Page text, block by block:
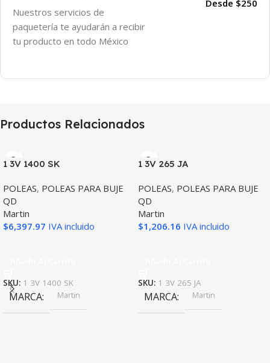
Nuestros servicios de
paquetería te ayudarán a recibir
tu producto en todo México
Desde $250
Productos Relacionados
1 3V 1400 SK
POLEAS, POLEAS PARA BUJE
QD
Martin
$6,397.97 IVA incluido
SKU: 1 3V 1400 SK
MARCA Martin
1 3V 265 JA
POLEAS, POLEAS PARA BUJE
QD
Martin
$1,206.16 IVA incluido
SKU: 1 3V 265 JA
MARCA Martin